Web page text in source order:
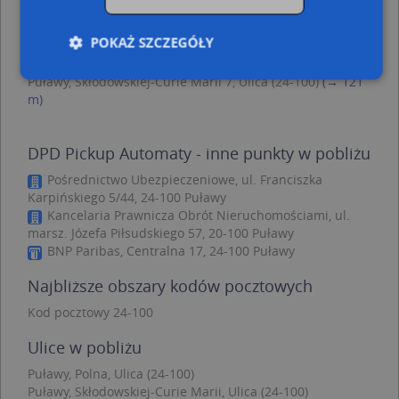
Puławy, Skłodowskiej-Curie Marii 8, Ulica (24-100)
Puławy, Skłodowskiej-Curie Marii 7, Ulica (24-100) (→ 121
m)
DPD Pickup Automaty - inne punkty w pobliżu
Pośrednictwo Ubezpieczeniowe, ul. Franciszka
Karpińskiego 5/44, 24-100 Puławy
Kancelaria Prawnicza Obrót Nieruchomościami, ul.
marsz. Józefa Piłsudskiego 57, 20-100 Puławy
BNP Paribas, Centralna 17, 24-100 Puławy
Najbliższe obszary kodów pocztowych
Kod pocztowy 24-100
Ulice w pobliżu
Puławy, Polna, Ulica (24-100)
Puławy, Skłodowskiej-Curie Marii, Ulica (24-100)
POKAŻ SZCZEGÓŁY
Niezbędne pliki cookie umożliwiają korzystanie z
podstawowych funkcji strony internetowej, takich
jak logowanie użytkownika i zarządzanie kontem.
Bez niezbędnych plików cookie nie można
prawidłowo korzystać ze strony internetowej.
Provider/
.targeo.pl
CookieScriptConsent